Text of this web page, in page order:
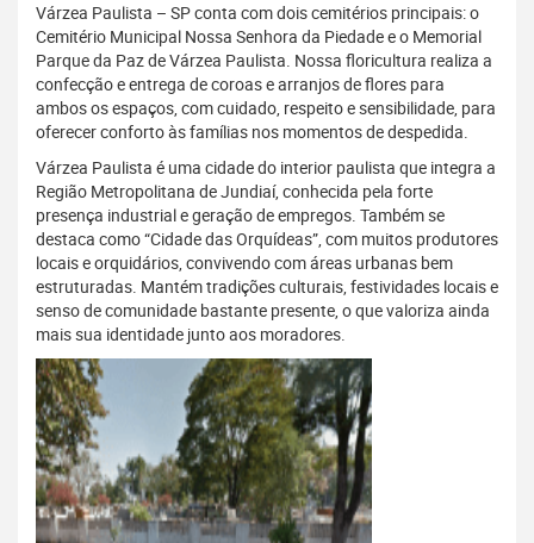
Várzea Paulista – SP conta com dois cemitérios principais: o
Cemitério Municipal Nossa Senhora da Piedade e o Memorial
Parque da Paz de Várzea Paulista. Nossa floricultura realiza a
confecção e entrega de coroas e arranjos de flores para
ambos os espaços, com cuidado, respeito e sensibilidade, para
oferecer conforto às famílias nos momentos de despedida.
Várzea Paulista é uma cidade do interior paulista que integra a
Região Metropolitana de Jundiaí, conhecida pela forte
presença industrial e geração de empregos. Também se
destaca como “Cidade das Orquídeas”, com muitos produtores
locais e orquidários, convivendo com áreas urbanas bem
estruturadas. Mantém tradições culturais, festividades locais e
senso de comunidade bastante presente, o que valoriza ainda
mais sua identidade junto aos moradores.